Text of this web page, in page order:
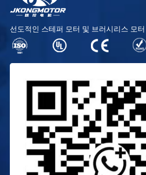
선도적인 스테퍼 모터 및 브러시리스 모